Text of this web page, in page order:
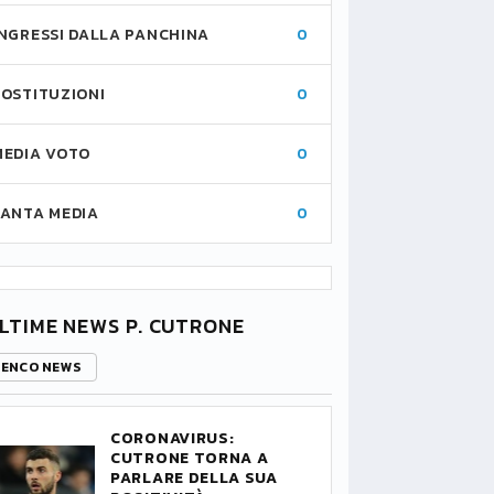
DALLA PANCHINA 0
0
VOTO 0
MEDIA 0
NEWS P. CUTRONE
NEWS
CORONAVIRUS:
CUTRONE TORNA A
PARLARE DELLA SUA